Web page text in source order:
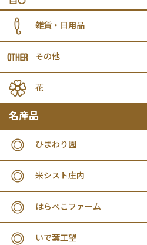
雑貨・日用品
その他
花
名産品
ひまわり園
米シスト庄内
はらぺこファーム
いで葉工望